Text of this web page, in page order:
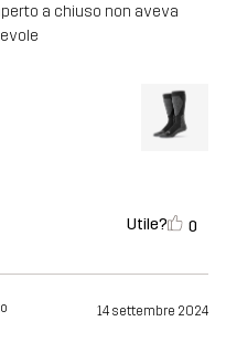
a chiuso non aveva
Utile? 0
14 settembre 2024